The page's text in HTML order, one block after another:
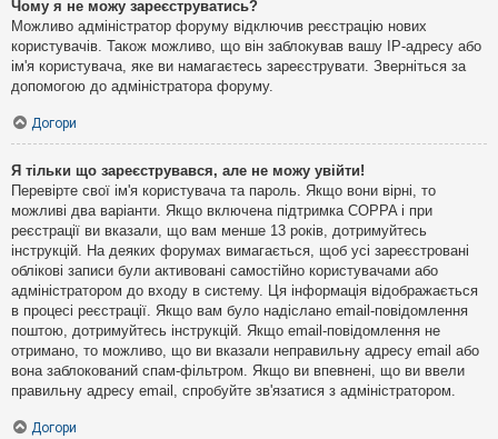
Чому я не можу зареєструватись?
Можливо адміністратор форуму відключив реєстрацію нових
користувачів. Також можливо, що він заблокував вашу IP-адресу або
ім'я користувача, яке ви намагаєтесь зареєструвати. Зверніться за
допомогою до адміністратора форуму.
Догори
Я тільки що зареєструвався, але не можу увійти!
Перевірте свої ім'я користувача та пароль. Якщо вони вірні, то
можливі два варіанти. Якщо включена підтримка COPPA і при
реєстрації ви вказали, що вам менше 13 років, дотримуйтесь
інструкцій. На деяких форумах вимагається, щоб усі зареєстровані
облікові записи були активовані самостійно користувачами або
адміністратором до входу в систему. Ця інформація відображається
в процесі реєстрації. Якщо вам було надіслано email-повідомлення
поштою, дотримуйтесь інструкцій. Якщо email-повідомлення не
отримано, то можливо, що ви вказали неправильну адресу email або
вона заблокований спам-фільтром. Якщо ви впевнені, що ви ввели
правильну адресу email, спробуйте зв'язатися з адміністратором.
Догори